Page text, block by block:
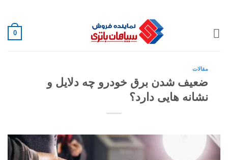
content
0
مقالات
ضعیف شدن برق خودرو چه دلایل و
نشانه هایی دارد؟